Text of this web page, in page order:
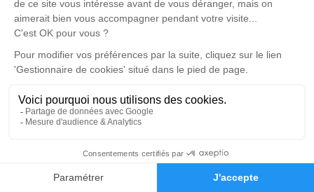
Faire-part Hommages
Un service de plantation d’arbre hommage est
disponible ici
Cérémonie religieuse
Église Sainte Perpétue de Nîmes
Boulevard de Prague